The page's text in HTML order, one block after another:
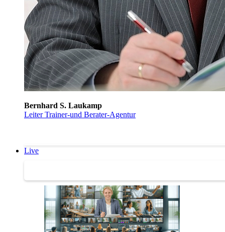
Bernhard S. Laukamp
Leiter Trainer-und Berater-Agentur
Live